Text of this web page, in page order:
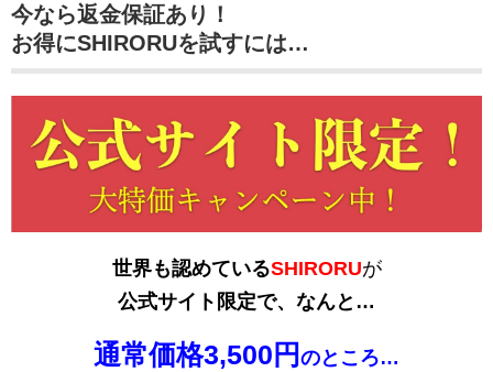
今なら返金保証あり！
お得にSHIRORUを試すには…
世界も認めているSHIRORUが
公式サイト限定で、なんと…
通常価格3,500円 のところ…